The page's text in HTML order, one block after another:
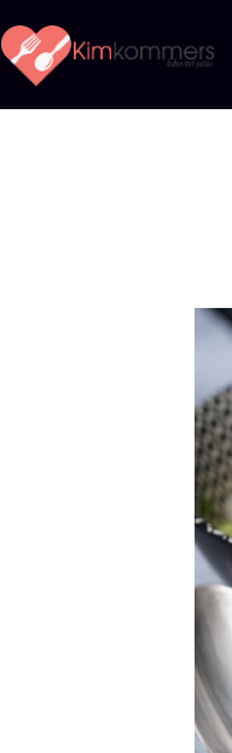
Kimkommers